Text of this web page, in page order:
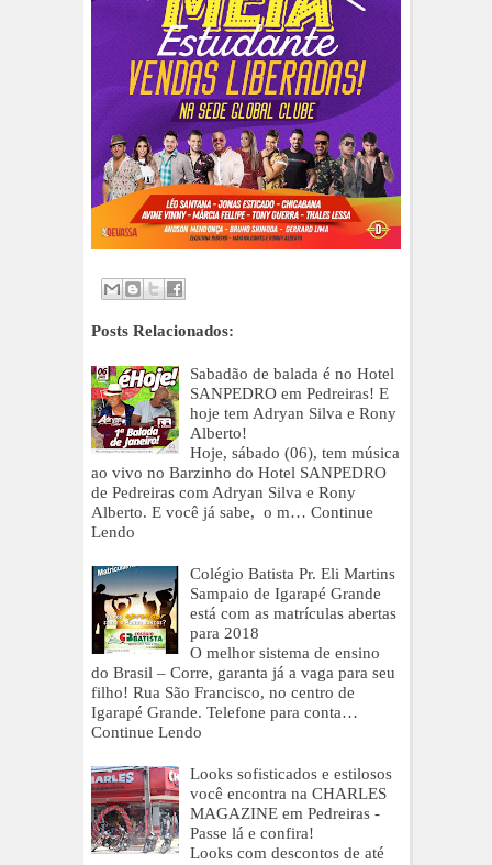
Posts Relacionados:
Sabadão de balada é no Hotel
SANPEDRO em Pedreiras! E
hoje tem Adryan Silva e Rony
Alberto!
Hoje, sábado (06), tem música
ao vivo no Barzinho do Hotel SANPEDRO
de Pedreiras com Adryan Silva e Rony
Alberto. E você já sabe, o m… Continue
Lendo
Colégio Batista Pr. Eli Martins
Sampaio de Igarapé Grande
está com as matrículas abertas
para 2018
O melhor sistema de ensino
do Brasil – Corre, garanta já a vaga para seu
filho! Rua São Francisco, no centro de
Igarapé Grande. Telefone para conta…
Continue Lendo
Looks sofisticados e estilosos
você encontra na CHARLES
MAGAZINE em Pedreiras -
Passe lá e confira!
Looks com descontos de até